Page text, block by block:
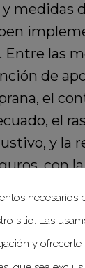
medidas
las
de
el
el
y la
con la
necesarios
sitio. Las
y ofrecerte